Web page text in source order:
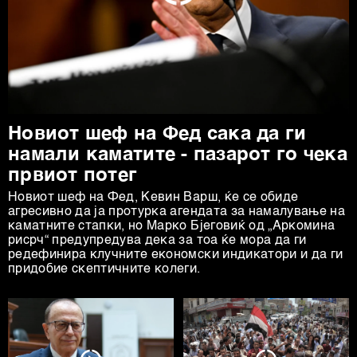
Новиот шеф на Фед сака да ги
намали каматите - пазарот го чека
првиот потег
Новиот шеф на Фeд, Кевин Варш, ќе се обиде
агресивно да ја протурка агендата за намалување на
каматните стапки, но Марко Бјеговиќ од „Аркомина
рисрч“ предупредува дека за тоа ќе мора да ги
редефинира клучните економски индикатори и да ги
придобие скептичните колеги.